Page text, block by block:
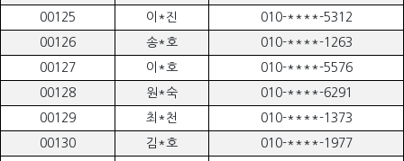
00125
이*진
010-****-5312
00126
송*호
010-****-1263
00127
이*호
010-****-5576
00128
원*숙
010-****-6291
00129
최*천
010-****-1373
00130
김*호
010-****-1977